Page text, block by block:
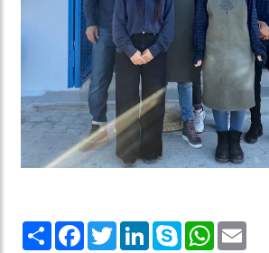
Share Facebook
TwitterLinkedInSkype WhatsApp